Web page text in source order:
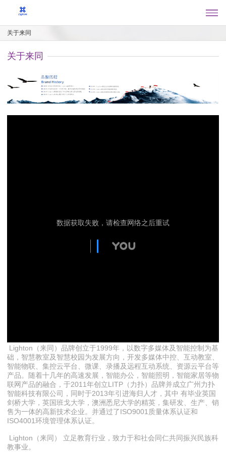
关于来同
关于来同
Lighton（来同）品牌创立于1999年，以数字多媒体及智能控制为基
础，智慧教室及智慧校园为发展方向，开发多媒体中控、互动教室、
智能物联、集控云平台、微课、录播及远程互动系统、资源云平台等
产品。随着十几年的高速发展，智能办公，智能照明，智能家居等物
联网产品的融合，于2011年创立LITP（力扑）品牌并成立广州力扑
智能科技有限公司，同时于2013年引进海归人才，其中 有毕业英国
剑桥大学，英国班戈大学，澳洲悉尼大学的精英，集研发、生产、销
售为一体的高新技术企业。并通过了ISO9001质量体系认证和
ISO4001环境管理体系认证。
Lighton（来同） 立足教育行业，致力于和社会同仁共同振兴民族科
教事业。